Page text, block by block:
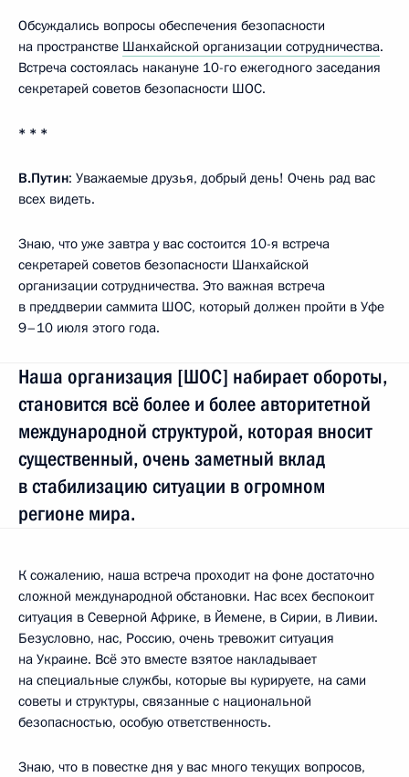
Обсуждались вопросы обеспечения безопасности
на пространстве Шанхайской организации сотрудничества.
Встреча состоялась накануне 10-го ежегодного заседания
секретарей советов безопасности ШОС.
* * *
В.Путин: Уважаемые друзья, добрый день! Очень рад вас
всех видеть.
Знаю, что уже завтра у вас состоится 10-я встреча
секретарей советов безопасности Шанхайской
организации сотрудничества. Это важная встреча
в преддверии саммита ШОС, который должен пройти в Уфе
9–10 июля этого года.
Наша организация [ШОС] набирает обороты,
становится всё более и более авторитетной
международной структурой, которая вносит
существенный, очень заметный вклад
в стабилизацию ситуации в огромном
регионе мира.
К сожалению, наша встреча проходит на фоне достаточно
сложной международной обстановки. Нас всех беспокоит
ситуация в Северной Африке, в Йемене, в Сирии, в Ливии.
Безусловно, нас, Россию, очень тревожит ситуация
на Украине. Всё это вместе взятое накладывает
на специальные службы, которые вы курируете, на сами
советы и структуры, связанные с национальной
безопасностью, особую ответственность.
Знаю, что в повестке дня у вас много текущих вопросов,